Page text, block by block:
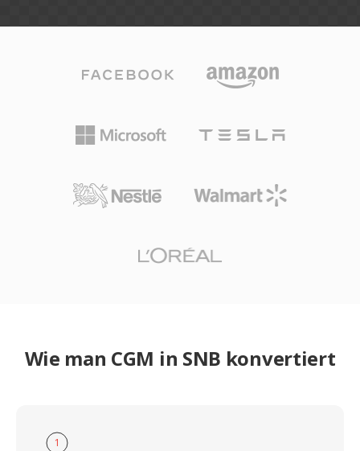
Wie man CGM in SNB konvertiert
1